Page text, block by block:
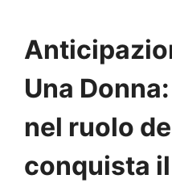
Una
nel ruolo
conquista